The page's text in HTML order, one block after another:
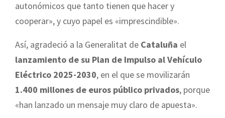
autonómicos que tanto tienen que hacer y
cooperar», y cuyo papel es «imprescindible».
Así, agradeció a la Generalitat de Cataluña el
lanzamiento de su Plan de Impulso al Vehículo
Eléctrico 2025-2030, en el que se movilizarán
1.400 millones de euros público privados, porque
«han lanzado un mensaje muy claro de apuesta».